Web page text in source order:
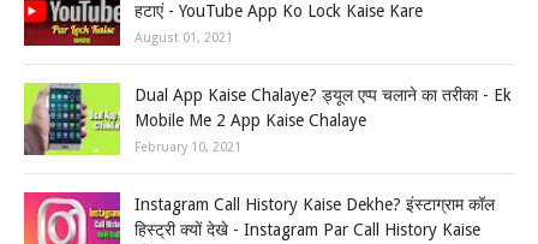
हटाएं - YouTube App Ko Lock Kaise Kare
August 01, 2021
Dual App Kaise Chalaye? ड्यूल एप्प चलाने का तरीका - Ek
Mobile Me 2 App Kaise Chalaye
February 10, 2021
Instagram Call History Kaise Dekhe? इंस्टाग्राम कॉल
हिस्ट्री क्यों देखे - Instagram Par Call History Kaise